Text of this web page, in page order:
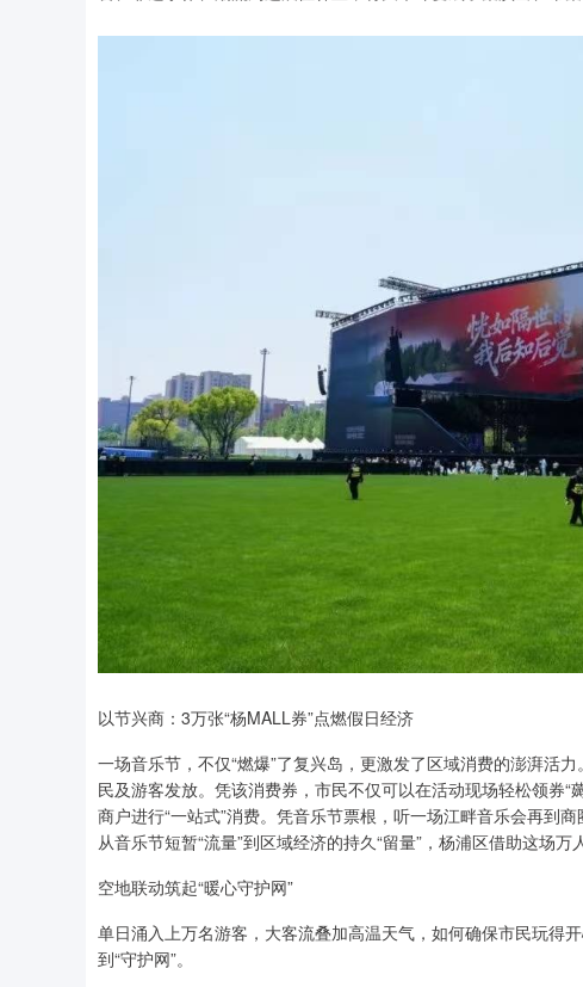
以节兴商：3万张“杨MALL券”点燃假日经济
一场音乐节，不仅“燃爆”了复兴岛，更激发了区域消费的澎湃活
民及游客发放。凭该消费券，市民不仅可以在活动现场轻松领券
商户进行“一站式”消费。凭音乐节票根，听一场江畔音乐会再到
从音乐节短暂“流量”到区域经济的持久“留量”，杨浦区借助这场万
空地联动筑起“暖心守护网”
单日涌入上万名游客，大客流叠加高温天气，如何确保市民玩得
到“守护网”。